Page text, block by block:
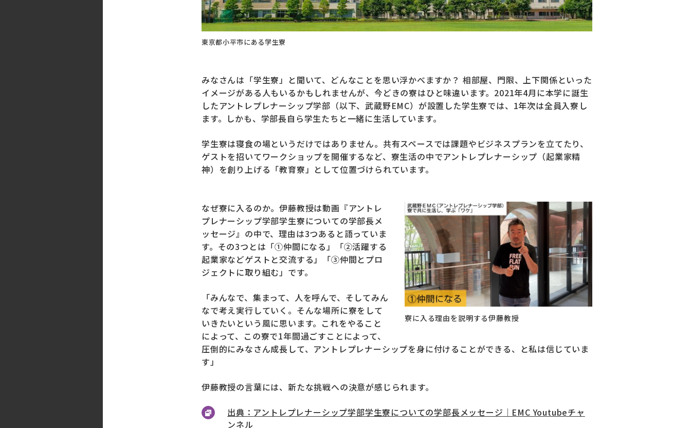
東京都小平市にある学生寮
みなさんは「学生寮」と聞いて、どんなことを思い浮かべますか？ 相部屋、門限、上下関係といった
イメージがある人もいるかもしれませんが、今どきの寮はひと味違います。2021年4月に本学に誕生
したアントレプレナーシップ学部（以下、武蔵野EMC）が設置した学生寮では、1年次は全員入寮し
ます。しかも、学部長自ら学生たちと一緒に生活しています。
学生寮は寝食の場というだけではありません。共有スペースでは課題やビジネスプランを立てたり、
ゲストを招いてワークショップを開催するなど、寮生活の中でアントレプレナーシップ（起業家精
神）を創り上げる「教育寮」として位置づけられています。
寮に入る理由を説明する伊藤教授
なぜ寮に入るのか。伊藤教授は動画『アントレ
プレナーシップ学部学生寮についての学部長メ
ッセージ』の中で、理由は3つあると語っていま
す。その3つとは「①仲間になる」「②活躍する
起業家などゲストと交流する」「③仲間とプロ
ジェクトに取り組む」です。
「みんなで、集まって、人を呼んで、そしてみん
なで考え実行していく。そんな場所に寮をして
いきたいという風に思います。これをやること
によって、この寮で1年間過ごすことによって、
圧倒的にみなさん成長して、アントレプレナーシップを身に付けることができる、と私は信じていま
す 」
伊藤教授の言葉には、新たな挑戦への決意が感じられます。
出典： アントレプレナーシップ学部学生寮についての学部長メッセージ｜EMC Youtubeチャ
ンネル